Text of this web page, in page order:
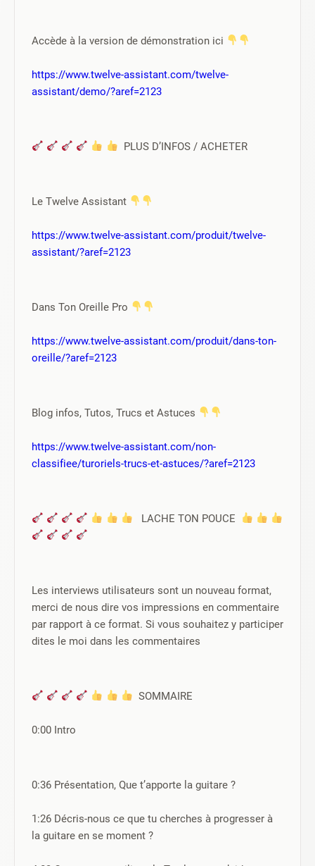
Accède à la version de démonstration ici
https://www.twelve-assistant.com/twelve-
assistant/demo/?aref=2123
  PLUS D’INFOS / ACHETER
Le Twelve Assistant
https://www.twelve-assistant.com/produit/twelve-
assistant/?aref=2123
Dans Ton Oreille Pro
https://www.twelve-assistant.com/produit/dans-ton-
oreille/?aref=2123
Blog infos, Tutos, Trucs et Astuces
https://www.twelve-assistant.com/non-
classifiee/turoriels-trucs-et-astuces/?aref=2123
   LACHE TON POUCE
Les interviews utilisateurs sont un nouveau format,
merci de nous dire vos impressions en commentaire
par rapport à ce format. Si vous souhaitez y participer
dites le moi dans les commentaires
  SOMMAIRE
0:00 Intro
0:36 Présentation, Que t’apporte la guitare ?
1:26 Décris-nous ce que tu cherches à progresser à
la guitare en se moment ?